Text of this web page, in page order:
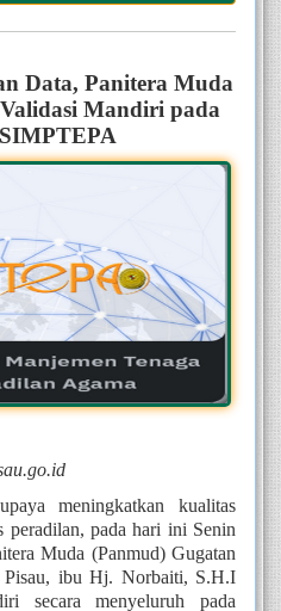
Data, Panitera Muda
Mandiri pada
meningkatkan kualitas
peradilan, pada hari ini Senin
Muda (Panmud) Gugatan
Pisau, ibu Hj. Norbaiti, S.H.I
secara menyeluruh pada